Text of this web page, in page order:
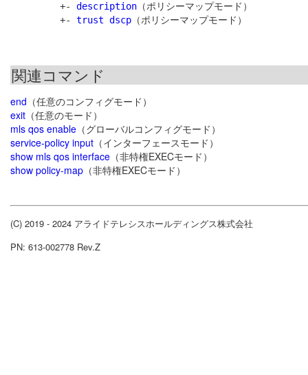
         +-
description （ポリシーマップモード）
         +-
trust dscp
関連コマンド
end （任意のコンフィグモード）
exit （任意のモード）
mls qos enable （グローバルコンフィグモード）
service-policy input （インターフェースモード）
show mls qos interface （非特権EXECモード）
show policy-map （非特権EXECモード）
(C) 2019 - 2024 アライドテレシスホールディングス株式会社
PN: 613-002778 Rev.Z